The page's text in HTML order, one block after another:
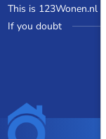
This is 123Wonen.nl
If you doubt